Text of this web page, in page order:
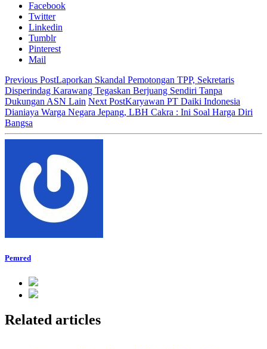
Facebook
Twitter
Linkedin
Tumblr
Pinterest
Mail
Previous PostLaporkan Skandal Pemotongan TPP, Sekretaris
Disperindag Karawang Tegaskan Berjuang Sendiri Tanpa
Dukungan ASN Lain Next PostKaryawan PT Daiki Indonesia
Dianiaya Warga Negara Jepang, LBH Cakra : Ini Soal Harga Diri
Bangsa
Pemred
Related articles